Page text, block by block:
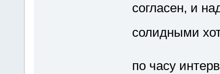
согласен, и
солидными
по часу